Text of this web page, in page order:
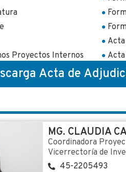
Proyectos Internos
Acta de
MG. CLAUDIA
Coordinadora
Vicerrectoría de
45-2205493